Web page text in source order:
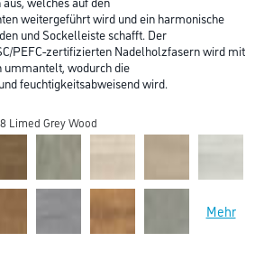
weitergeführt wird und ein harmonische
und Sockelleiste schafft. Der
PEFC-zertifizierten Nadelholzfasern wird mit
ummantelt, wodurch die
feuchtigkeitsabweisend wird.
Limed Grey Wood
Mehr